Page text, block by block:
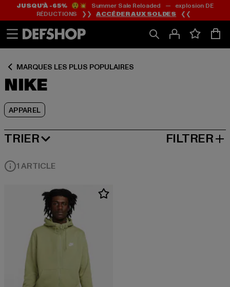
Passer
au
Passer
au
de
JUSQU’À -65%😲💥 Summer Sale Reloaded — explosion DE
RÉDUCTIONS ❯❯ACCÉDER AUX SOLDES ❮❮
MARQUES LES PLUS POPULAIRES
NIKE
APPAREL
Passer
au
de
TRIER
MEILLEURES VENTES FILTRER
1 ARTICLE